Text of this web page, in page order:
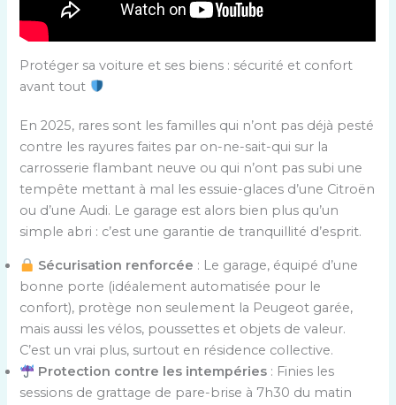
Protéger sa voiture et ses biens : sécurité et confort
avant tout
En 2025, rares sont les familles qui n’ont pas déjà pesté
contre les rayures faites par on-ne-sait-qui sur la
carrosserie flambant neuve ou qui n’ont pas subi une
tempête mettant à mal les essuie-glaces d’une Citroën
ou d’une Audi. Le garage est alors bien plus qu’un
simple abri : c’est une garantie de tranquillité d’esprit.
Sécurisation renforcée : Le garage, équipé d’une
bonne porte (idéalement automatisée pour le
confort), protège non seulement la Peugeot garée,
mais aussi les vélos, poussettes et objets de valeur.
C’est un vrai plus, surtout en résidence collective.
Protection contre les intempéries : Finies les
sessions de grattage de pare-brise à 7h30 du matin